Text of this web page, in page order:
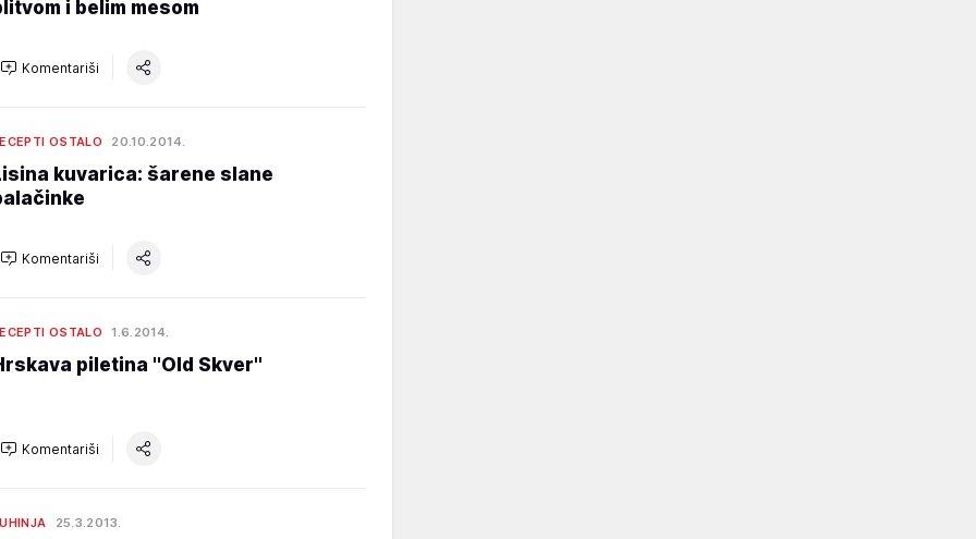
i belim mesom
Komentariši
OSTALO 20.10.2014.
kuvarica: šarene slane
Komentariši
OSTALO 1.6.2014.
piletina ''Old Skver''
Komentariši
25.3.2013.